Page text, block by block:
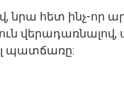
նրա հետ ինչ-որ
վերադառնալով,
պատճառը: